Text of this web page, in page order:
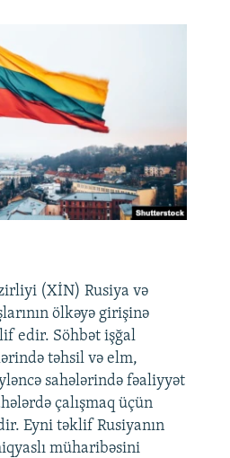
(XİN) Rusiya və
ölkəyə girişinə
edir. Söhbət işğal
təhsil və elm,
sahələrində fəaliyyət
çalışmaq üçün
Eyni təklif Rusiyanın
müharibəsini